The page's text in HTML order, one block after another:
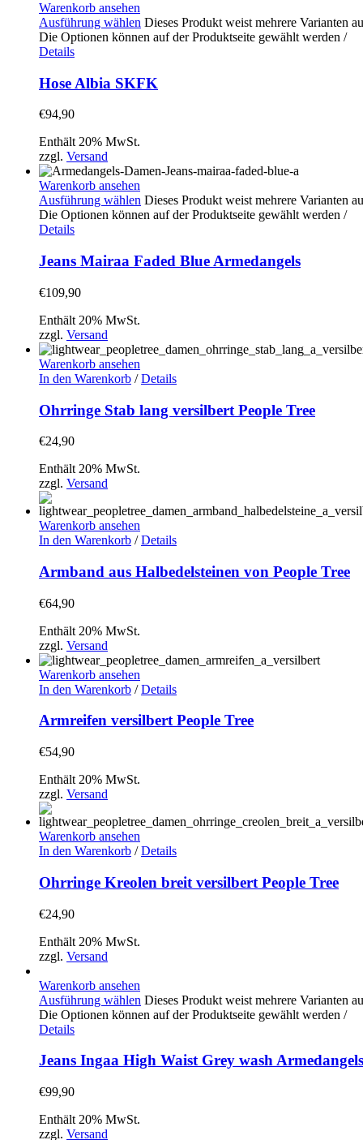
Warenkorb ansehen
Ausführung wählen Dieses Produkt weist mehrere Varianten
Die Optionen können auf der Produktseite gewählt werden /
Details
Hose Albia SKFK
€94,90
Enthält 20% MwSt.
zzgl. Versand
Warenkorb ansehen
Ausführung wählen Dieses Produkt weist mehrere Varianten
Die Optionen können auf der Produktseite gewählt werden /
Details
Jeans Mairaa Faded Blue Armedangels
€109,90
Enthält 20% MwSt.
zzgl. Versand
Warenkorb ansehen
In den Warenkorb / Details
Ohrringe Stab lang versilbert People Tree
€24,90
Enthält 20% MwSt.
zzgl. Versand
Warenkorb ansehen
In den Warenkorb / Details
Armband aus Halbedelsteinen von People Tree
€64,90
Enthält 20% MwSt.
zzgl. Versand
Warenkorb ansehen
In den Warenkorb / Details
Armreifen versilbert People Tree
€54,90
Enthält 20% MwSt.
zzgl. Versand
Warenkorb ansehen
In den Warenkorb / Details
Ohrringe Kreolen breit versilbert People Tree
€24,90
Enthält 20% MwSt.
zzgl. Versand
Warenkorb ansehen
Ausführung wählen Dieses Produkt weist mehrere Varianten
Die Optionen können auf der Produktseite gewählt werden /
Details
Jeans Ingaa High Waist Grey wash Armedangels
€99,90
Enthält 20% MwSt.
zzgl. Versand